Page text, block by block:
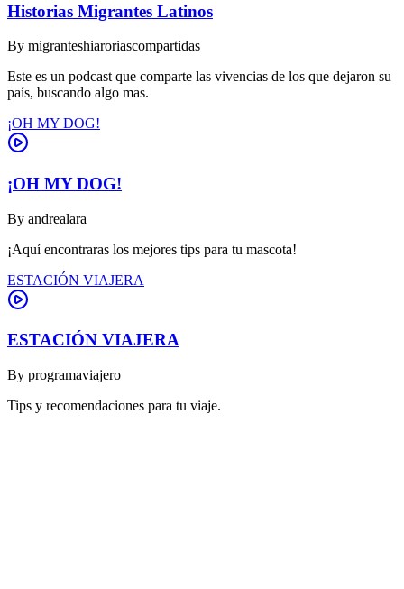
Historias Migrantes Latinos
By migranteshiaroriascompartidas
Este es un podcast que comparte las vivencias de los que dejaron su
país, buscando algo mas.
¡OH MY DOG!
¡OH MY DOG!
By andrealara
¡Aquí encontraras los mejores tips para tu mascota!
ESTACIÓN VIAJERA
ESTACIÓN VIAJERA
By programaviajero
Tips y recomendaciones para tu viaje.